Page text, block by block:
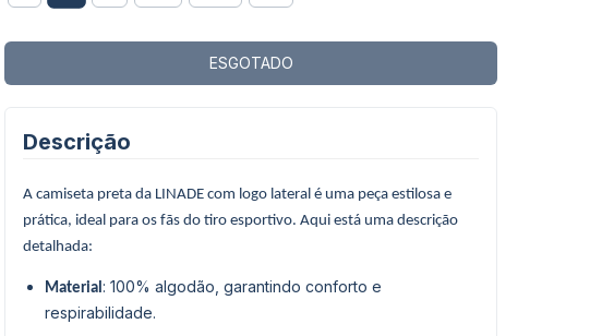
Descrição
A camiseta preta da LINADE com logo lateral é uma peça estilosa e
prática, ideal para os fãs do tiro esportivo. Aqui está uma descrição
detalhada:
Material : 100% algodão, garantindo conforto e
respirabilidade.